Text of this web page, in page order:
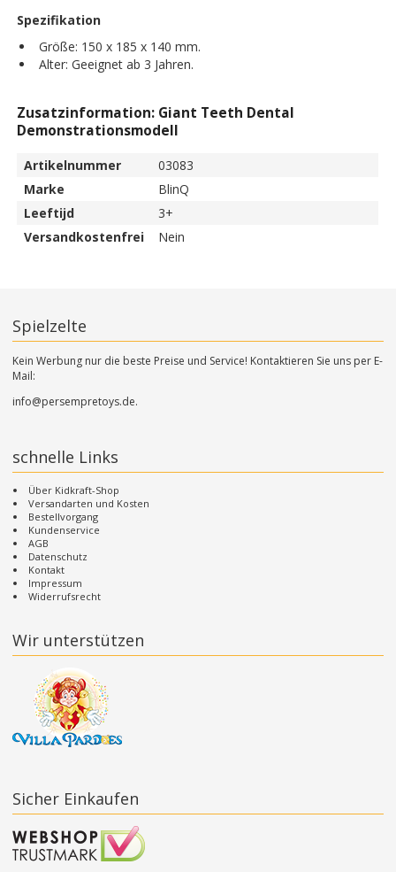
Spezifikation
Größe: 150 x 185 x 140 mm.
Alter: Geeignet ab 3 Jahren.
Zusatzinformation: Giant Teeth Dental
Demonstrationsmodell
Artikelnummer
03083
Marke
BlinQ
Leeftijd
3+
Versandkostenfrei
Nein
Spielzelte
Kein Werbung nur die beste Preise und Service! Kontaktieren Sie uns per E-
Mail:
info@persempretoys.de.
schnelle Links
Über Kidkraft-Shop
Versandarten und Kosten
Bestellvorgang
Kundenservice
AGB
Datenschutz
Kontakt
Impressum
Widerrufsrecht
Wir unterstützen
Sicher Einkaufen